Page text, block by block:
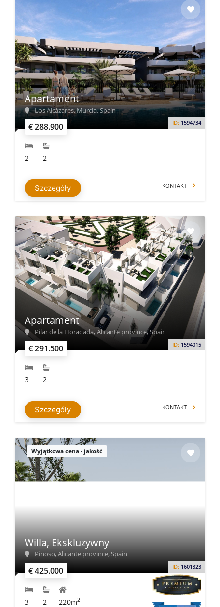
€ 288.900 ID: 1594734
Apartament
Los Alcázares, Murcia, Spain
2 2
Szczegóły KONTAKT
€ 291.500 ID: 1594015
Apartament
Pilar de la Horadada, Alicante province, Spain
3 2
Szczegóły KONTAKT
Wyjątkowa cena - jakość
€ 425.000 ID: 1601323
Willa, Ekskluzywny
Pinoso, Alicante province, Spain
3 2 220m2